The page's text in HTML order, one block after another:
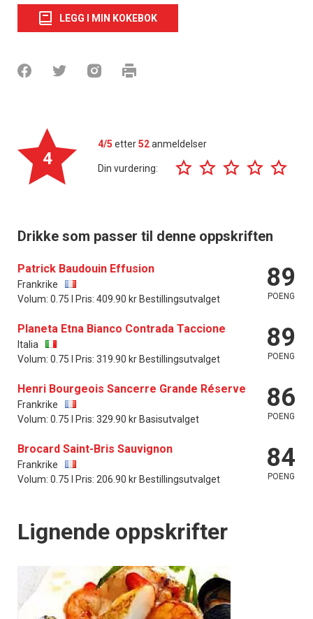
LEGG I MIN KOKEBOK
4
4/5 etter52anmeldelser
Din vurdering:
Drikke som passer til denne oppskriften
Patrick Baudouin Effusion
Frankrike
Volum: 0.75 l Pris: 409.90 kr Bestillingsutvalget
89
POENG
Planeta Etna Bianco Contrada Taccione
Italia
Volum: 0.75 l Pris: 319.90 kr Bestillingsutvalget
89
POENG
Henri Bourgeois Sancerre Grande Réserve
Frankrike
Volum: 0.75 l Pris: 329.90 kr Basisutvalget
86
POENG
Brocard Saint-Bris Sauvignon
Frankrike
Volum: 0.75 l Pris: 206.90 kr Bestillingsutvalget
84
POENG
Lignende oppskrifter